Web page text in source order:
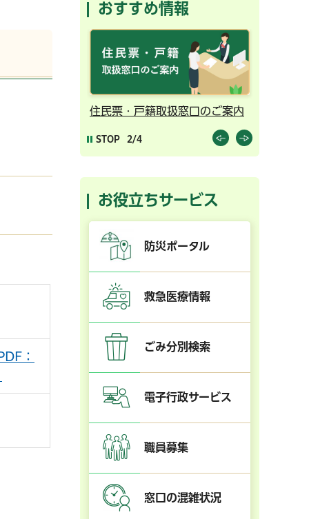
：
おすすめ情報
住民票・戸籍取扱窓口のご案内
STOP 2/4
お役立ちサービス
防災ポータル
救急医療情報
ごみ分別検索
電子行政サービス
職員募集
窓口の混雑状況